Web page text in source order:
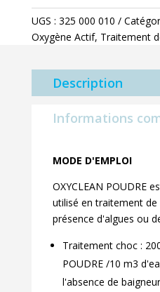
1
Kg
:
des
eaux
UGS : 325 000 010
Oxygène Actif, Traitement
Description
Informations
MODE D'EMPLOI
OXYCLEAN POUDRE
utilisé en traitement de
présence d'algues ou
Traitement choc :
POUDRE /10 m3
l'absence de